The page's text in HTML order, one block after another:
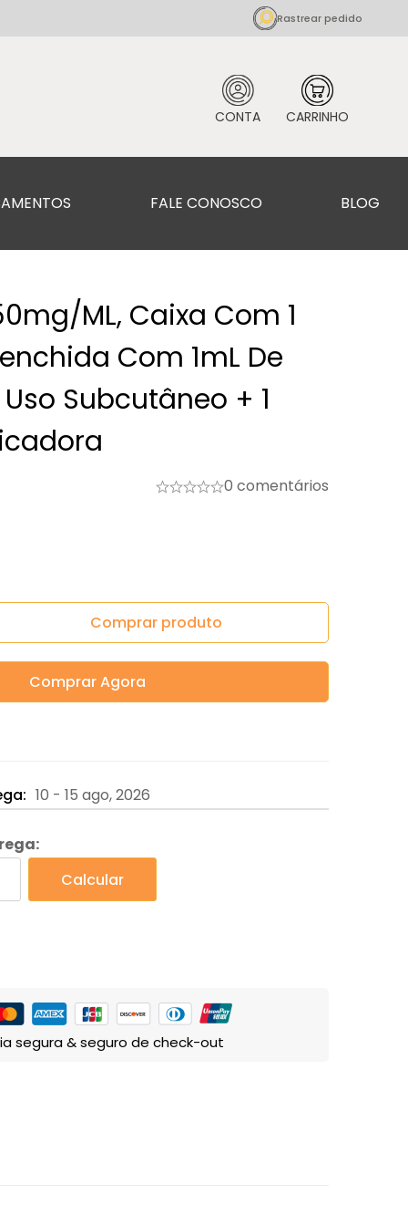
Rastrear pedido
FALE CONOSCO BLOG
mL, Caixa Com 1
Com 1mL De
Subcutâneo + 1
0 comentários
Comprar produto
Comprar Agora
10 - 15 ago, 2026
Calcular
segura & seguro de check-out